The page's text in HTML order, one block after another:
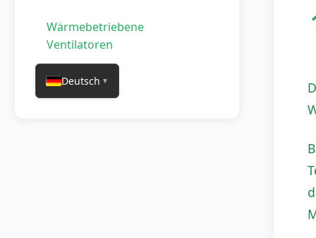
Wärmebetriebene
Ventilatoren
Deutsch ▼